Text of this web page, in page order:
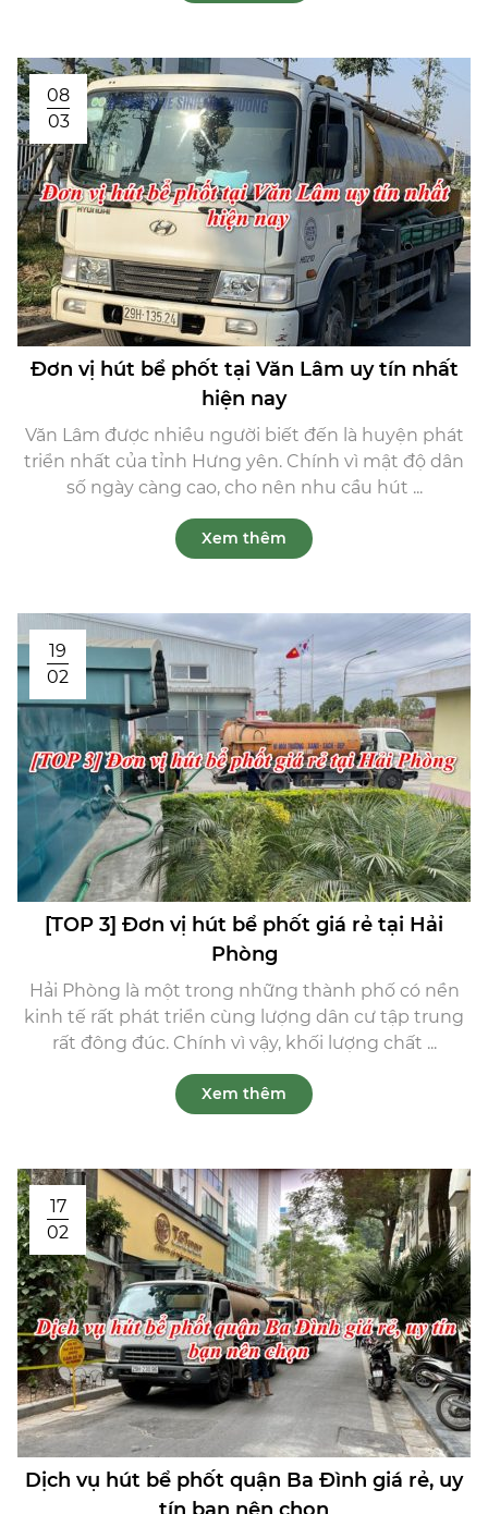
08
03
Đơn vị hút bể phốt tại Văn Lâm uy tín nhất
hiện nay
Văn Lâm được nhiều người biết đến là huyện phát
triển nhất của tỉnh Hưng yên. Chính vì mật độ dân
số ngày càng cao, cho nên nhu cầu hút ...
Xem thêm
19
02
[TOP 3] Đơn vị hút bể phốt giá rẻ tại Hải
Phòng
Hải Phòng là một trong những thành phố có nền
kinh tế rất phát triển cùng lượng dân cư tập trung
rất đông đúc. Chính vì vậy, khối lượng chất ...
Xem thêm
17
02
Dịch vụ hút bể phốt quận Ba Đình giá rẻ, uy